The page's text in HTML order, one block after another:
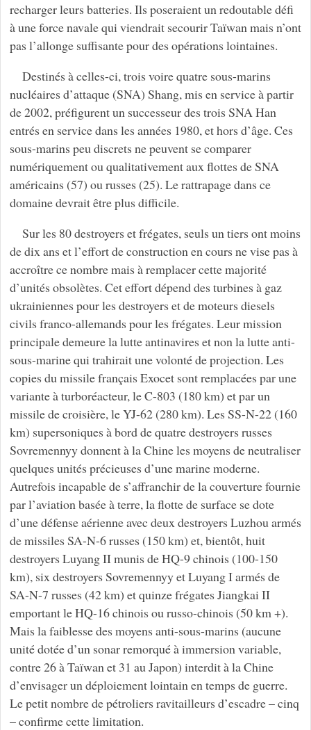
recharger leurs batteries. Ils poseraient un redoutable défi
à une force navale qui viendrait secourir Taïwan mais n’ont
pas l’allonge suffisante pour des opérations lointaines.
Destinés à celles-ci, trois voire quatre sous-marins
nucléaires d’attaque (SNA) Shang, mis en service à partir
de 2002, préfigurent un successeur des trois SNA Han
entrés en service dans les années 1980, et hors d’âge. Ces
sous-marins peu discrets ne peuvent se comparer
numériquement ou qualitativement aux flottes de SNA
américains (57) ou russes (25). Le rattrapage dans ce
domaine devrait être plus difficile.
Sur les 80 destroyers et frégates, seuls un tiers ont moins
de dix ans et l’effort de construction en cours ne vise pas à
accroître ce nombre mais à remplacer cette majorité
d’unités obsolètes. Cet effort dépend des turbines à gaz
ukrainiennes pour les destroyers et de moteurs diesels
civils franco-allemands pour les frégates. Leur mission
principale demeure la lutte antinavires et non la lutte anti-
sous-marine qui trahirait une volonté de projection. Les
copies du missile français Exocet sont remplacées par une
variante à turboréacteur, le C-803 (180 km) et par un
missile de croisière, le YJ-62 (280 km). Les SS-N-22 (160
km) supersoniques à bord de quatre destroyers russes
Sovremennyy donnent à la Chine les moyens de neutraliser
quelques unités précieuses d’une marine moderne.
Autrefois incapable de s’affranchir de la couverture fournie
par l’aviation basée à terre, la flotte de surface se dote
d’une défense aérienne avec deux destroyers Luzhou armés
de missiles SA-N-6 russes (150 km) et, bientôt, huit
destroyers Luyang II munis de HQ-9 chinois (100-150
km), six destroyers Sovremennyy et Luyang I armés de
SA-N-7 russes (42 km) et quinze frégates Jiangkai II
emportant le HQ-16 chinois ou russo-chinois (50 km +).
Mais la faiblesse des moyens anti-sous-marins (aucune
unité dotée d’un sonar remorqué à immersion variable,
contre 26 à Taïwan et 31 au Japon) interdit à la Chine
d’envisager un déploiement lointain en temps de guerre.
Le petit nombre de pétroliers ravitailleurs d’escadre – cinq
– confirme cette limitation.